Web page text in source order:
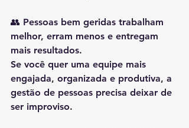
👥 Pessoas bem geridas trabalham
melhor, erram menos e entregam
mais resultados.
Se você quer uma equipe mais
engajada, organizada e produtiva, a
gestão de pessoas precisa deixar de
ser improviso.